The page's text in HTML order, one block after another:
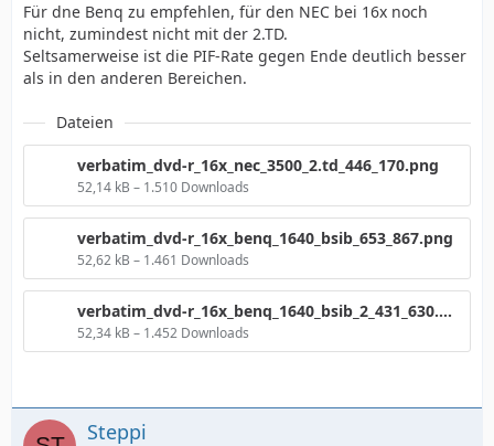
Für dne Benq zu empfehlen, für den NEC bei 16x noch
nicht, zumindest nicht mit der 2.TD.
Seltsamerweise ist die PIF-Rate gegen Ende deutlich besser
als in den anderen Bereichen.
Dateien
verbatim_dvd-r_16x_nec_3500_2.td_446_170.png
52,14 kB – 1.510 Downloads
verbatim_dvd-r_16x_benq_1640_bsib_653_867.png
52,62 kB – 1.461 Downloads
verbatim_dvd-r_16x_benq_1640_bsib_2_431_630.png
52,34 kB – 1.452 Downloads
Steppi